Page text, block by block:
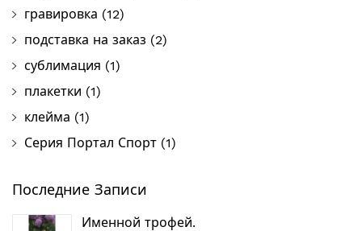
гравировка (12)
подставка на заказ (2)
сублимация (1)
плакетки (1)
клейма (1)
Серия Портал Спорт (1)
Последние Записи
Именной трофей.